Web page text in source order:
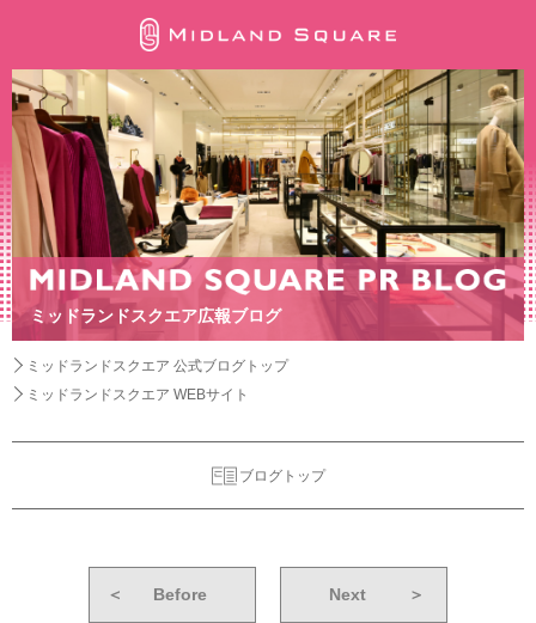
ミッドランドスクエア広報ブログ
ミッドランドスクエア 公式ブログトップ
ミッドランドスクエア WEBサイト
ブログトップ
＜ Before Next ＞